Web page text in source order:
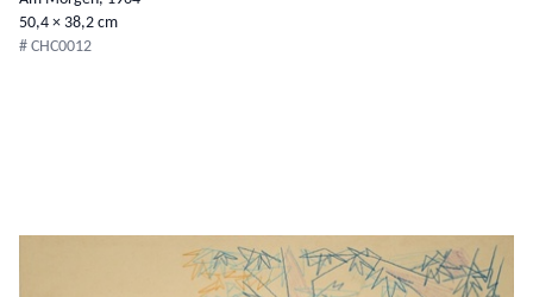
50,4 × 38,2 cm
# CHC0012